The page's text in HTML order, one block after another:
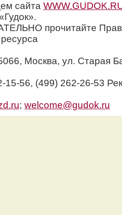
сайта
прочитайте
Москва, ул. Старая
56, (499) 262-26-53
; welcome@gudok.ru